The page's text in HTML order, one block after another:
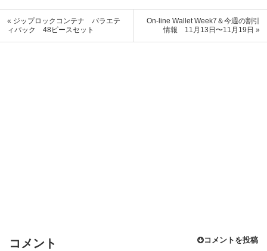
« ジップロックコンテナ バラエテ
ィパック 48ピースセット
On-line Wallet Week7＆今週の割引
情報 11月13日〜11月19日 »
コメント コメントを投稿